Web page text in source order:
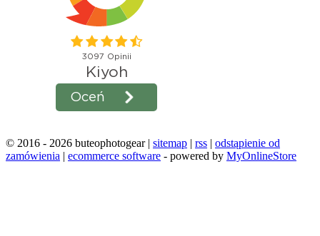
© 2016 - 2026 buteophotogear | sitemap | rss | odstąpienie od
zamówienia | ecommerce software - powered by MyOnlineStore